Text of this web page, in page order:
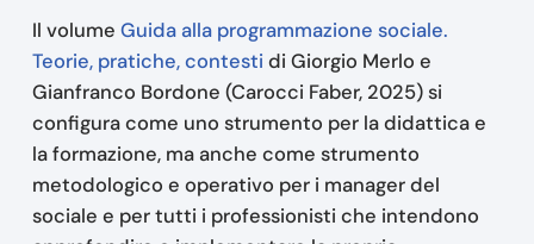
Il volume Guida alla programmazione sociale.
Teorie, pratiche, contesti di Giorgio Merlo e
Gianfranco Bordone (Carocci Faber, 2025) si
configura come uno strumento per la didattica e
la formazione, ma anche come strumento
metodologico e operativo per i manager del
sociale e per tutti i professionisti che intendono